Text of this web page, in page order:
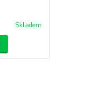
Skladem